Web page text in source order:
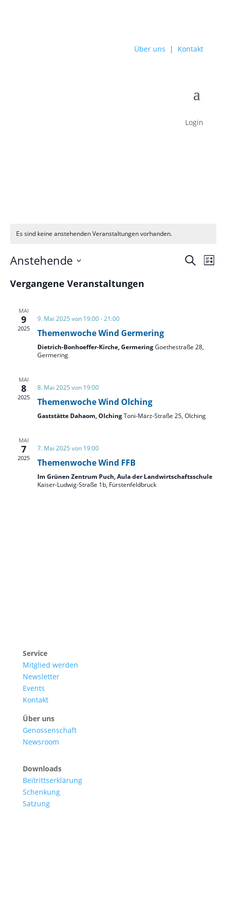
Über uns | Kontakt
Login
Es sind keine anstehenden Veranstaltungen vorhanden.
SucheListe
Anstehende
wählen.
Vergangene Veranstaltungen
MAI
9
2025
9. Mai 2025 von 19:00-21:00
Themenwoche Wind Germering
Dietrich-Bonhoeffer-Kirche, GermeringGoethestraße 28,
Germering
MAI
8
2025
8. Mai 2025 von 19:00
Themenwoche Wind Olching
Gaststätte Dahaom, OlchingToni-März-Straße 25, Olching
MAI
7
2025
7. Mai 2025 von 19:00
Themenwoche Wind FFB
Im Grünen Zentrum Puch, Aula der Landwirtschaftsschule
Kaiser-Ludwig-Straße 1b, Fürstenfeldbruck
Service
Mitglied werden
Newsletter
Events
Kontakt
Über uns
Genossenschaft
Newsroom
Downloads
Beitrittserklärung
Schenkung
Satzung